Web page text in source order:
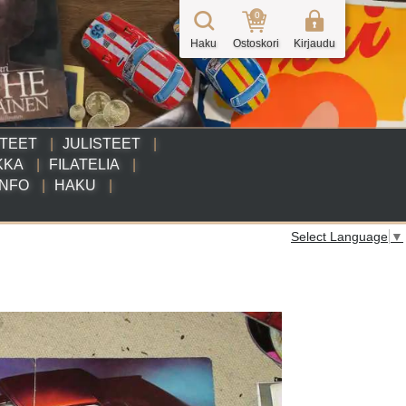
JULISTEET
FILATELIA
HAKU
Haku
0
Ostoskori Kirjaudu
Select Language ▼